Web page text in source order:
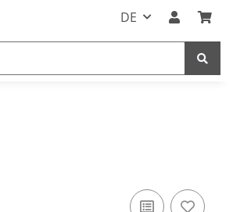
DE